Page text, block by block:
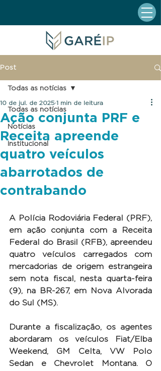
Post
Todas as notícias
Notícias
Institucional
Todas as notícias
Ação conjunta PRF e
Receita apreende
quatro veículos
abarrotados de
contrabando
10 de jul. de 2025 1 min de leitura
A Polícia Rodoviária Federal (PRF),
em ação conjunta com a Receita
Federal do Brasil (RFB), apreendeu
quatro veículos carregados com
mercadorias de origem estrangeira
sem nota fiscal, nesta quarta-feira
(9), na BR-267, em Nova Alvorada
do Sul (MS).
Durante a fiscalização, os agentes
abordaram os veículos Fiat/Elba
Weekend, GM Celta, VW Polo
Sedan e Chevrolet Montana. O